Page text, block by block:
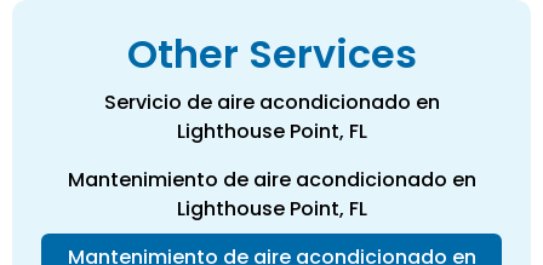
Other Services
Servicio de aire acondicionado en
Lighthouse Point, FL
Mantenimiento de aire acondicionado en
Lighthouse Point, FL
Mantenimiento de aire acondicionado en